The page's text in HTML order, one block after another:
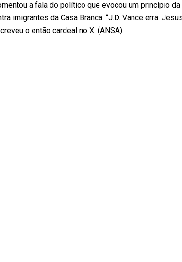
a fala do político que evocou um princípio da
imigrantes da Casa Branca. “J.D. Vance erra:
o então cardeal no X. (ANSA).